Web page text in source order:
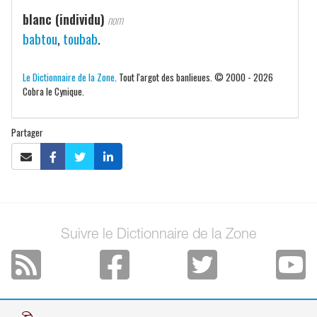
blanc (individu) nom
babtou, toubab.
Le Dictionnaire de la Zone . Tout l'argot des banlieues. © 2000 - 2026
Cobra le Cynique.
Partager
Suivre le Dictionnaire de la Zone